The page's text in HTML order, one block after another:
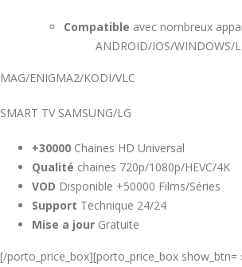
Compatible avec nombreux
ANDROID/IOS/WINDOWS/
MAG/ENIGMA2/KODI/VLC
SMART TV SAMSUNG/LG
+30000 Chaines HD Universal
Qualité chaines 720p/1080p/HEVC/4K
VOD Disponible +50000 Films/Séries
Support Technique 24/24
Mise a jour Gratuite
[/porto_price_box][porto_price_box